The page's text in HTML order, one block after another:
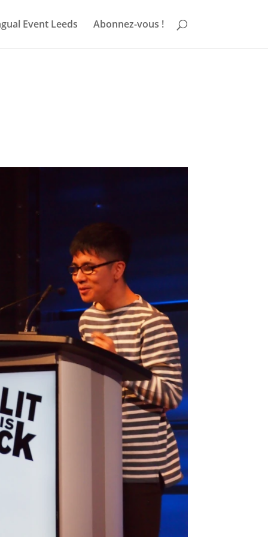
Event Leeds Abonnez-vous !